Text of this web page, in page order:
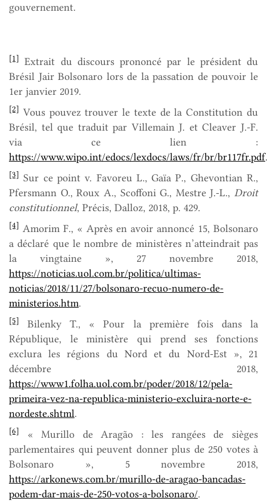
gouvernement.
[1]
Extrait du discours prononcé par le président du
Brésil Jair Bolsonaro lors de la passation de pouvoir le
1er janvier 2019.
[2] Vous pouvez trouver le texte de la Constitution du
Brésil, tel que traduit par Villemain J. et Cleaver J.-F.
via ce lien :
https://www.wipo.int/edocs/lexdocs/laws/fr/br/br117fr.pdf.
[3] Sur ce point v. Favoreu L., Gaïa P., Ghevontian R.,
Pfersmann O., Roux A., Scoffoni G., Mestre J.-L., Droit
constitutionnel, Précis, Dalloz, 2018, p. 429.
[4] Amorim F., « Après en avoir annoncé 15, Bolsonaro
a déclaré que le nombre de ministères n’atteindrait pas
la vingtaine », 27 novembre 2018,
https://noticias.uol.com.br/politica/ultimas-
noticias/2018/11/27/bolsonaro-recuo-numero-de-
ministerios.htm.
[5]
Bilenky T., « Pour la première fois dans la
République, le ministère qui prend ses fonctions
exclura les régions du Nord et du Nord-Est », 21
décembre 2018,
https://www1.folha.uol.com.br/poder/2018/12/pela-
primeira-vez-na-republica-ministerio-excluira-norte-e-
nordeste.shtml.
[6]
« Murillo de Aragão : les rangées de sièges
parlementaires qui peuvent donner plus de 250 votes à
Bolsonaro », 5 novembre 2018,
https://arkonews.com.br/murillo-de-aragao-bancadas-
podem-dar-mais-de-250-votos-a-bolsonaro/.